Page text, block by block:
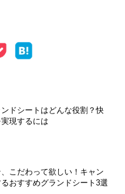
ドシートはどんな役割？快
現するには
こだわって欲しい！キャン
おすすめグランドシート3選